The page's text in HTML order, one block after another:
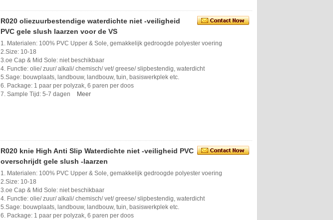
R020 oliezuurbestendige waterdichte niet -veiligheid
PVC gele slush laarzen voor de VS
1. Materialen: 100% PVC Upper & Sole, gemakkelijk gedroogde polyester voering
2.Size: 10-18
3.oe Cap & Mid Sole: niet beschikbaar
4. Functie: olie/ zuur/ alkali/ chemisch/ vet/ greese/ slipbestendig, waterdicht
5.Sage: bouwplaats, landbouw, landbouw, tuin, basiswerkplek etc.
6. Package: 1 paar per polyzak, 6 paren per doos
7. Sample Tijd: 5-7 dagen
Meer
R020 knie High Anti Slip Waterdichte niet -veiligheid PVC
overschrijdt gele slush -laarzen
1. Materialen: 100% PVC Upper & Sole, gemakkelijk gedroogde polyester voering
2.Size: 10-18
3.oe Cap & Mid Sole: niet beschikbaar
4. Functie: olie/ zuur/ alkali/ chemisch/ vet/ greese/ slipbestendig, waterdicht
5.Sage: bouwplaats, landbouw, landbouw, tuin, basiswerkplek etc.
6. Package: 1 paar per polyzak, 6 paren per doos